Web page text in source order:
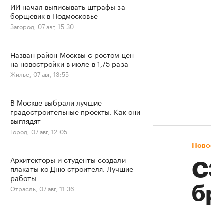
ИИ начал выписывать штрафы за
борщевик в Подмосковье
Загород, 07 авг, 15:30
Назван район Москвы с ростом цен
на новостройки в июле в 1,75 раза
Жилье, 07 авг, 13:55
В Москве выбрали лучшие
градостроительные проекты. Как они
выглядят
Город, 07 авг, 12:05
Архитекторы и студенты создали
плакаты ко Дню строителя. Лучшие
работы
Отрасль, 07 авг, 11:36